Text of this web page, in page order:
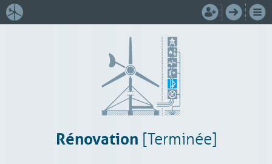
Rénovation [Terminée]